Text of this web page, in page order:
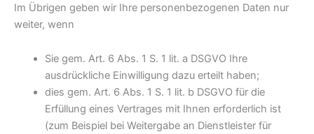
Im Übrigen geben wir Ihre personenbezogenen Daten nur
weiter, wenn
Sie gem. Art. 6 Abs. 1 S. 1 lit. a DSGVO Ihre
ausdrückliche Einwilligung dazu erteilt haben;
dies gem. Art. 6 Abs. 1 S. 1 lit. b DSGVO für die
Erfüllung eines Vertrages mit Ihnen erforderlich ist
(zum Beispiel bei Weitergabe an Dienstleister für